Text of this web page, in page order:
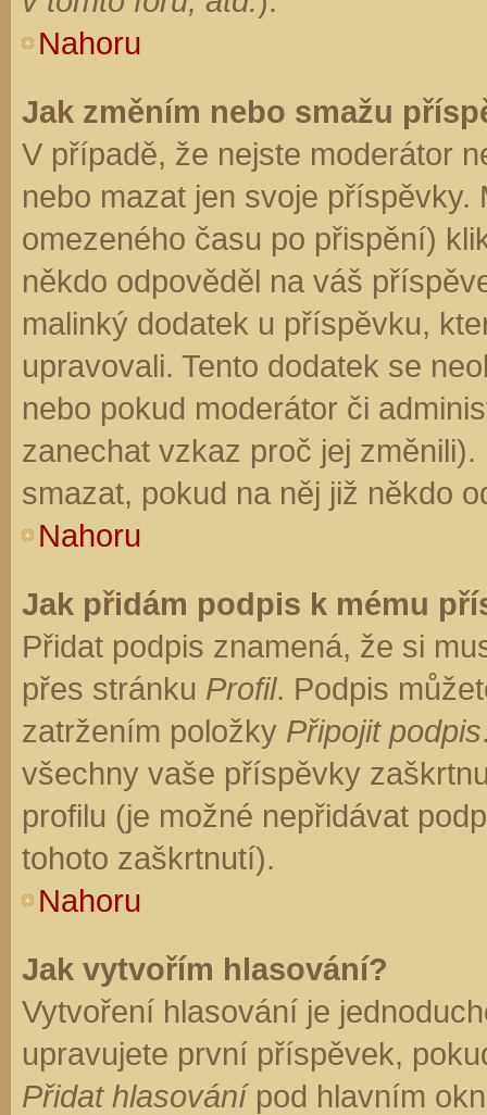
Nahoru
Jak změním nebo smažu
V případě, že nejste moderátor
nebo mazat jen svoje
omezeného času po přispění)
někdo odpověděl na váš
malinký dodatek u příspěvku,
upravovali. Tento dodatek se
nebo pokud moderátor či
zanechat vzkaz proč jej
smazat, pokud na něj již někdo
Nahoru
Jak přidám podpis k mému
Přidat podpis znamená, že si
přes stránku Profil. Podpis
zatržením položky Připojit podpis
všechny vaše příspěvky
profilu (je možné nepřidávat
tohoto zaškrtnutí).
Nahoru
Jak vytvořím hlasování?
Vytvoření hlasování je
upravujete první příspěvek,
Přidat hlasovánípod hlavním